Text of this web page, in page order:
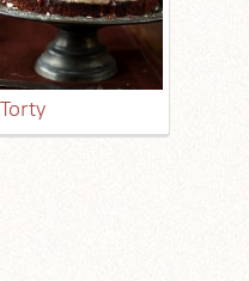
Torty